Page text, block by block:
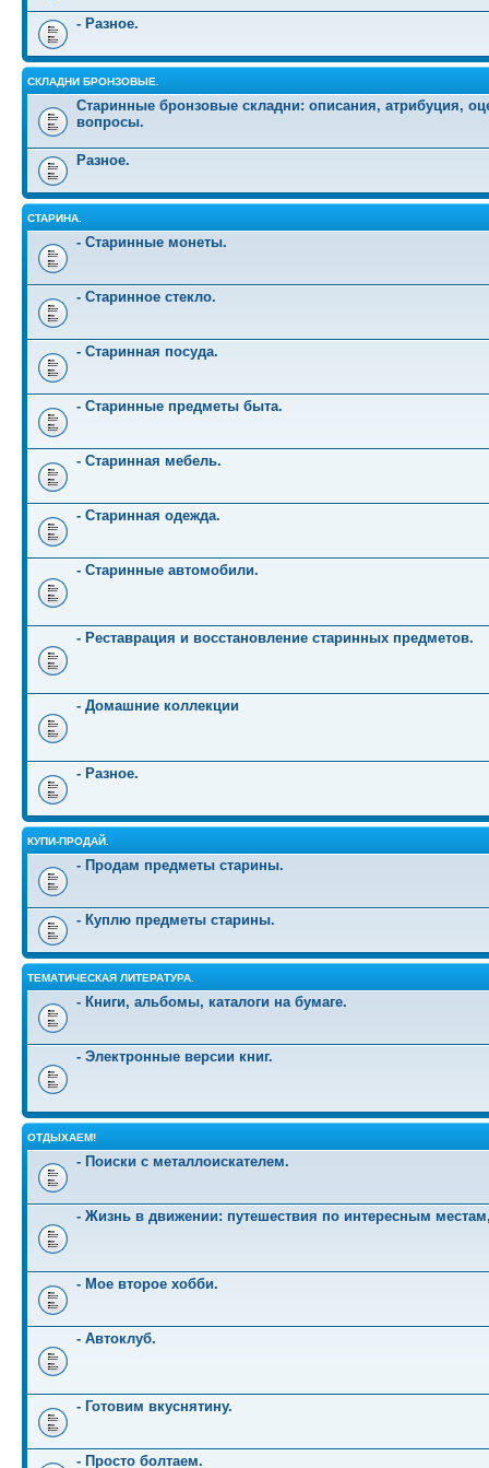
- Разное.
СКЛАДНИ БРОНЗОВЫЕ.
Старинные бронзовые складни: описания, атрибуция,
вопросы.
Разное.
СТАРИНА.
- Старинные монеты.
- Старинное стекло.
- Старинная посуда.
- Старинные предметы быта.
- Старинная мебель.
- Старинная одежда.
- Старинные автомобили.
- Реставрация и восстановление старинных предметов.
- Домашние коллекции
- Разное.
КУПИ-ПРОДАЙ.
- Продам предметы старины.
- Куплю предметы старины.
ТЕМАТИЧЕСКАЯ ЛИТЕРАТУРА.
- Книги, альбомы, каталоги на бумаге.
- Электронные версии книг.
ОТДЫХАЕМ!
- Поиски с металлоискателем.
- Жизнь в движении: путешествия по интересным
- Мое второе хобби.
- Автоклуб.
- Готовим вкуснятину.
- Просто болтаем.